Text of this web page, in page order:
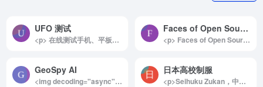
UFO 测试
<p> 在线测试手机、平板、PC、电视等设备的屏幕刷新率的网站，使用非常简单，进入网站即可自动测试，通过比较帧速率、跳帧、频闪串扰等方式进行测试，是不是高刷屏，一测便知。 </p>
Faces of Open Source
<p> Faces of Open Source 是开源革命背后的人们的持续摄影记录，该项目由致力于创造和推进开源技术的著名无名英雄的肖像组成。 </p>
GeoSpy AI
<img decoding="async" data-src="//www.40000.net/wp-content/uploads/2024/12/20241215075648-675e8bc028324.png" src="https://www.40000.net/wp-content/themes/onenav/images/t.png" alt="GeoSpy AI"><p>GeoSpy AI 是一款由 Graylark Technologies 开发的先进 AI 图片定位工具，专注于通过人工智能技术对照片进行地理位置识别和情报分析。用户只需上传图片，GeoSpy AI 就能够精准推断和跟踪照片的地理位置，帮助提取关键的地理数据。此外，该工具还可以分析卫星图像和地图数据，广泛应用于城市规划、环境监测、军事情报等多个领域。GeoSpy AI 具备强大的功能，包括目标识别、地形分析和趋势预测，能够为专业用户提供高效的地理信息处理。目前，GeoSpy AI 提供免费使用服务，且无需注册，方便用户轻松上手体验其强大的定位和分析能力。</p>
日本高校制服
<p>Seihuku Zukan，中文可译为“制服图鉴”，是一个专注于日本制服文化的在线资源。网站主要展示各种制服的图片和信息，特别是学校制服和工作制服。该网站的目标是提供详细的制服信息，并展示不同类型制服的设计和特色。</p><img decoding="async" data-src="//www.40000.net/wp-content/uploads/2024/12/20241215075941-675e8c6d1e909.png" src="https://www.40000.net/wp-content/themes/onenav/images/t.png" alt="日本高校制服">